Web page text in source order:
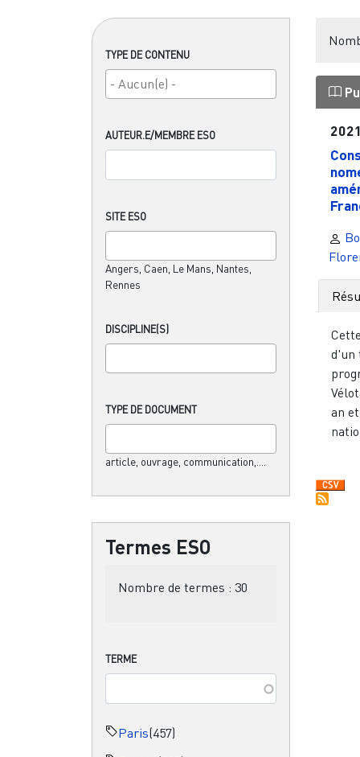
TYPE DE CONTENU
AUTEUR.E/MEMBRE ESO
SITE ESO
Angers, Caen, Le Mans, Nantes,
Rennes
DISCIPLINE(S)
TYPE DE DOCUMENT
article, ouvrage, communication,....
Termes ESO
Nombre de termes : 30
TERME
Paris(457)
2021
d'un
an